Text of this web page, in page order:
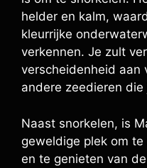
helder en kalm,
kleurrijke
verkennen. Je zult
verscheidenheid aan
andere zeedieren
Naast snorkelen, is
geweldige plek om
en te genieten van